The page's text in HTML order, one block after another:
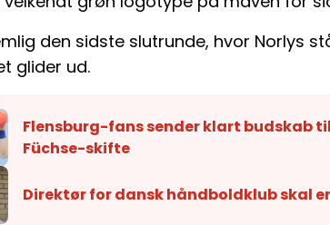
den sidste slutrunde, hvor Norlys
glider ud.
Flensburg-fans sender klart budskab
Füchse-skifte
Direktør for dansk håndboldklub skal